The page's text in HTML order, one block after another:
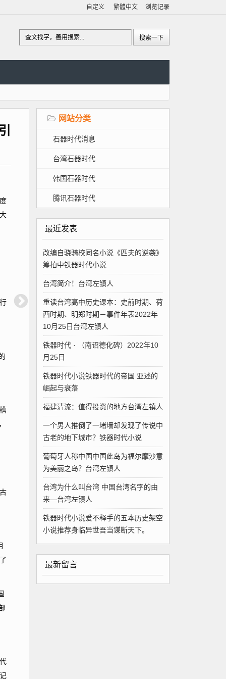
自定义 繁體中文 浏览记录
网站分类
石器时代消息
台湾石器时代
韩国石器时代
腾讯石器时代
最近发表
改编自骁骑校同名小说《匹夫的逆袭》
筹拍中铁器时代小说
台湾简介！台湾左镇人
重读台湾高中历史课本：史前时期、荷
西时期、明郑时期－事件年表2022年
10月25日台湾左镇人
铁器时代 · （南诏德化碑）2022年10
月25日
铁器时代小说铁器时代的帝国 亚述的
崛起与衰落
福建清流：值得投资的地方台湾左镇人
一个男人推倒了一堵墙却发现了传说中
古老的地下城市？铁器时代小说
葡萄牙人称中国中国此岛为福尔摩沙意
为美丽之岛？台湾左镇人
台湾为什么叫台湾 中国台湾名字的由
来—台湾左镇人
铁器时代小说爱不释手的五本历史架空
小说推荐身临异世吾当谋断天下。
最新留言